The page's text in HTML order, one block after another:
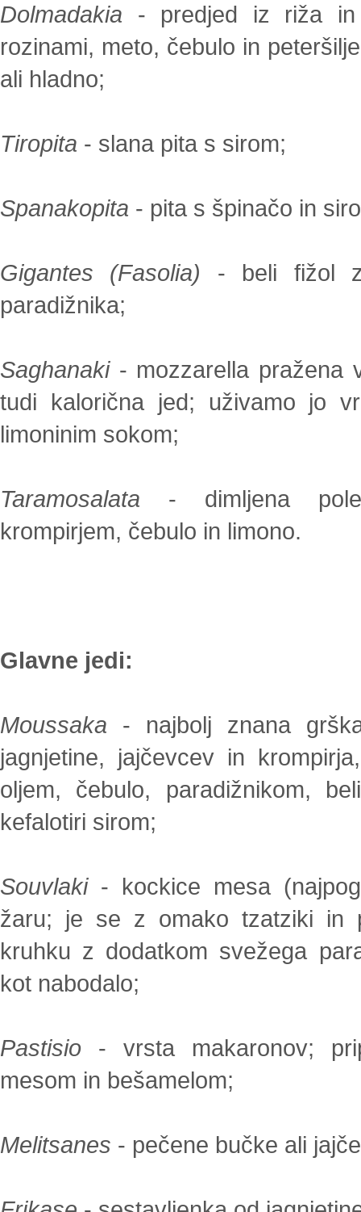
Dolmadakia - predjed iz riža
rozinami, meto, čebulo in
ali hladno;
Tiropita - slana pita s sirom;
Spanakopita - pita s špinačo in
Gigantes (Fasolia) - beli fižol
paradižnika;
Saghanaki- mozzarella pražena
tudi kalorična jed; uživamo jo
limoninim sokom;
Taramosalata - dimljena
krompirjem, čebulo in limono.
Glavne jedi:
Moussaka - najbolj znana
jagnjetine, jajčevcev in
oljem, čebulo, paradižnikom,
kefalotiri sirom;
Souvlaki - kockice mesa
žaru; je se z omako tzatziki in
kruhku z dodatkom svežega
kot nabodalo;
Pastisio - vrsta makaronov;
mesom in bešamelom;
Melitsanes - pečene bučke ali